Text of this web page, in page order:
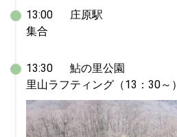
13:00	庄原駅
集合
13:30	鮎の里公園
里山ラフティング（13：30～）